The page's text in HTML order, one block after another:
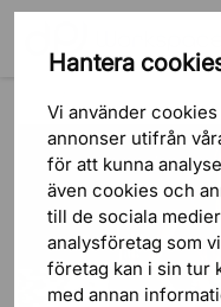
Hantera
Vi använder
annonser utifrån
för att kunna
även cookies och
till de sociala
analysföretag som
företag kan i sin tur
med annan